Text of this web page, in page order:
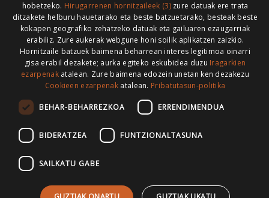
ARAUAK HARREMANETARAKO RSS
>
hobetzeko. Hirugarrenen hornitzaileek (3)zure datuak ere trata
ditzakete helburu hauetarako eta beste batzuetarako, besteak beste
kokapen geografiko zehatzeko datuak eta gailuaren ezaugarriak
erabiliz. Zure aukerak webgune honi soilik aplikatzen zaizkio.
Hornitzaile batzuek baimena beharrean interes legitimoa oinarri
gisa erabil dezakete; aurka egiteko eskubidea duzu Iragarkien
ezarpenakatalean. Zure baimena edozein unetan ken dezakezu
Cookieen ezarpenak atalean. Pribatutasun-politika
BEHAR-BEHARREZKOA ERRENDIMENDUA
BIDERATZEA FUNTZIONALTASUNA
SAILKATU GABE